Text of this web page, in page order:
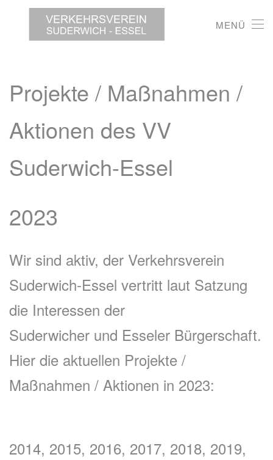
MENÜ
Projekte / Maßnahmen /
Aktionen des VV
Suderwich-Essel
2023
Wir sind aktiv, der Verkehrsverein
Suderwich-Essel vertritt laut Satzung
die Interessen der
Suderwicher und Esseler Bürgerschaft.
Hier die aktuellen Projekte /
Maßnahmen / Aktionen in 2023:
2014, 2015, 2016, 2017, 2018, 2019,